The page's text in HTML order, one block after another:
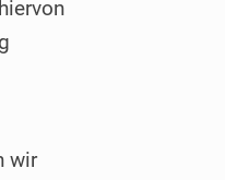
wir